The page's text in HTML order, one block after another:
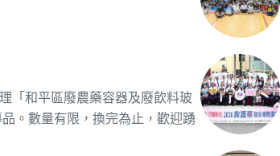
「和平區廢農藥容器及廢飲料玻
。數量有限，換完為止，歡迎踴